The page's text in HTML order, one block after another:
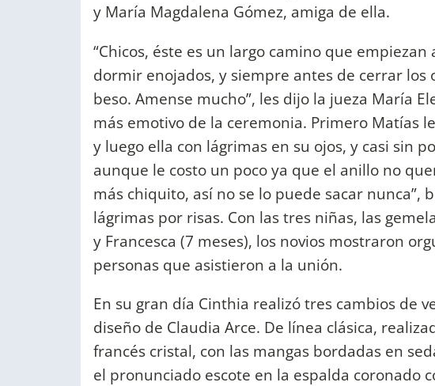
y María Magdalena Gómez, amiga de ella.
“Chicos, éste es un largo camino que
dormir enojados, y siempre antes de cerrar los
beso. Amense mucho”, les dijo la jueza María
más emotivo de la ceremonia. Primero Matías
y luego ella con lágrimas en su ojos, y casi sin
aunque le costo un poco ya que el anillo no
más chiquito, así no se lo puede sacar nunca”,
lágrimas por risas. Con las tres niñas, las
y Francesca (7 meses), los novios mostraron
personas que asistieron a la unión.
En su gran día Cinthia realizó tres cambios de
diseño de Claudia Arce. De línea clásica,
francés cristal, con las mangas bordadas en
el pronunciado escote en la espalda coronado